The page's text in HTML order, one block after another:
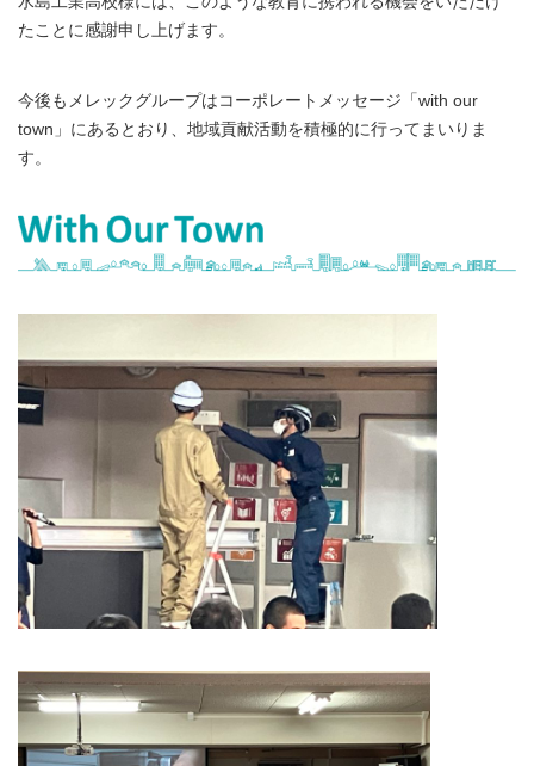
たことに感謝申し上げます。
今後もメレックグループはコーポレートメッセージ「with our
town」にあるとおり、地域貢献活動を積極的に行ってまいりま
す。